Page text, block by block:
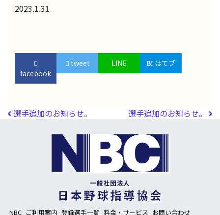
2023.1.31
facebook
tweet LINE はてブ
投稿ナビゲーション
選手追加のお知らせ。 選手追加のお知らせ。
NBC ご利用案内 登録選手一覧 料金・サービス お問い合わせ